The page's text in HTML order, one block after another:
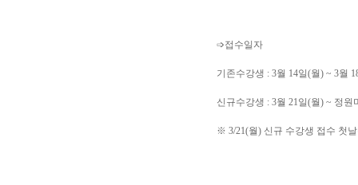
➩접수일자
기존수강생 : 3월 14일(월) ~ 3월
신규수강생 : 3월 21일(월) ~ 정
※ 3/21(월) 신규 수강생 접수 첫